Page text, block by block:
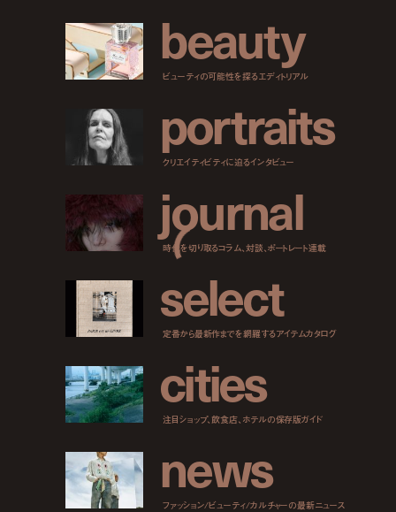
beauty
ビューティの可能性を探るエディトリアル
portraits
クリエイティビティに迫るインタビュー
journal
時代を切り取るコラム、対談、ポートレート連載
select
定番から最新作までを網羅するアイテムカタログ
cities
注目ショップ、飲食店、ホテルの保存版ガイド
news
ファッション/ビューティ/カルチャーの最新ニュース